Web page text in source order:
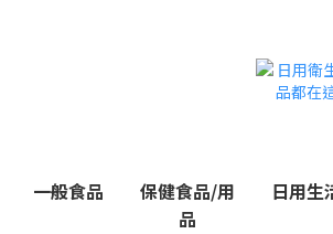
一般食品
保健食品/用
品
日用生